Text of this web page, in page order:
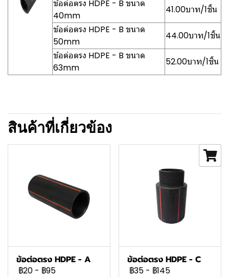
ข้อต่อตรง HDPE - B ขนาด
40mm
41.00บาท/1ชิ้น
ข้อต่อตรง HDPE - B ขนาด
50mm
44.00บาท/1ชิ้น
ข้อต่อตรง HDPE - B ขนาด
63mm
52.00บาท/1ชิ้น
สินค้าที่เกี่ยวข้อง
ข้อต่อตรง HDPE - A
฿20 - ฿95
ข้อต่อตรง HDPE - C
฿35 - ฿145